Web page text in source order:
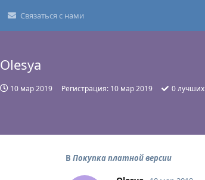
Связаться с нами
Olesya
10 мар 2019 Регистрация: 10 мар 2019 0лучших
В Покупка платной версии